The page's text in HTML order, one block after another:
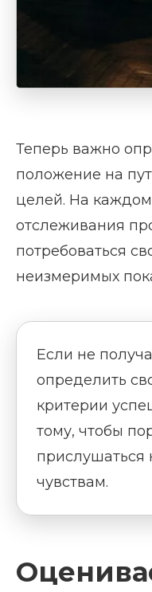
Теперь важно
положение на
целей. На
отслеживания
потребоваться
неизмеримых
Если не
определить
критерии
тому, чтобы
прислушаться
чувствам.